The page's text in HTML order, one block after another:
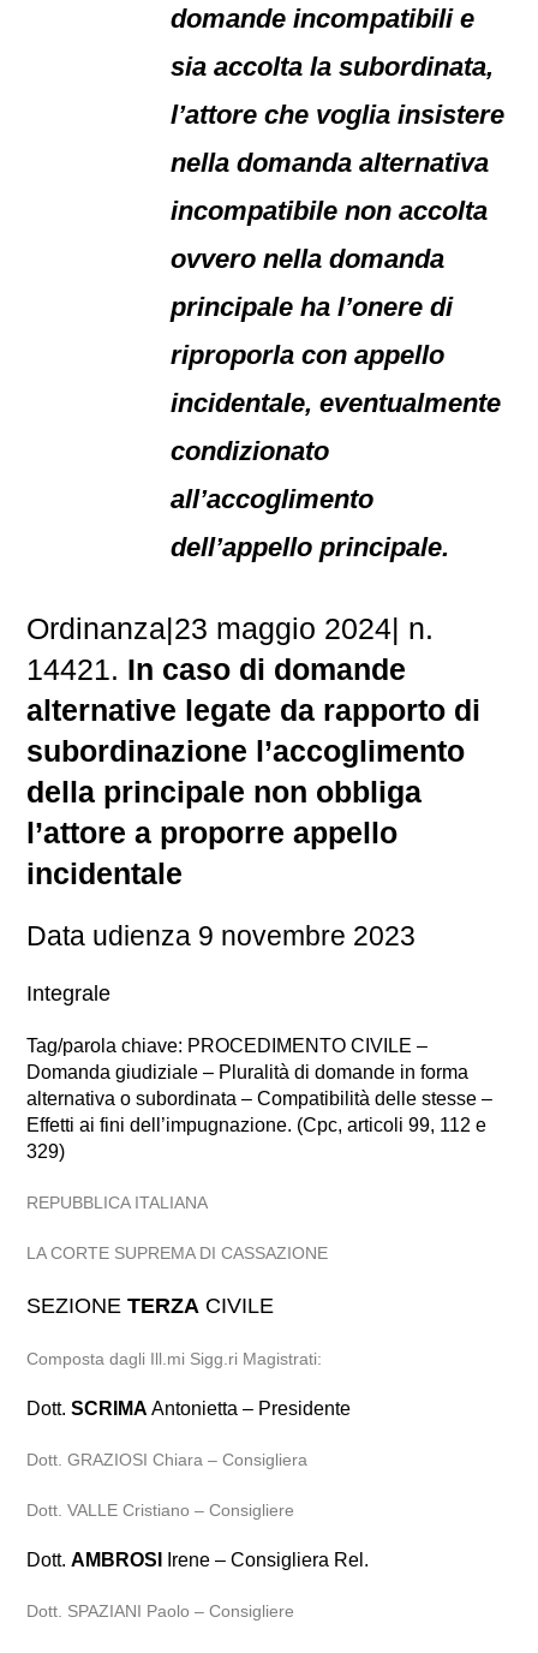
domande incompatibili e
sia accolta la subordinata,
l’attore che voglia insistere
nella domanda alternativa
incompatibile non accolta
ovvero nella domanda
principale ha l’onere di
riproporla con appello
incidentale, eventualmente
condizionato
all’accoglimento
dell’appello principale.
Ordinanza|23 maggio 2024| n.
14421. In caso di domande
alternative legate da rapporto di
subordinazione l’accoglimento
della principale non obbliga
l’attore a proporre appello
incidentale
Data udienza 9 novembre 2023
Integrale
Tag/parola chiave: PROCEDIMENTO CIVILE –
Domanda giudiziale – Pluralità di domande in forma
alternativa o subordinata – Compatibilità delle stesse –
Effetti ai fini dell’impugnazione. (Cpc, articoli 99, 112 e
329)
REPUBBLICA ITALIANA
LA CORTE SUPREMA DI CASSAZIONE
SEZIONETERZA CIVILE
Composta dagli Ill.mi Sigg.ri Magistrati:
Dott.SCRIMA Antonietta – Presidente
Dott. GRAZIOSI Chiara – Consigliera
Dott. VALLE Cristiano – Consigliere
Dott.AMBROSI Irene – Consigliera Rel.
Dott. SPAZIANI Paolo – Consigliere